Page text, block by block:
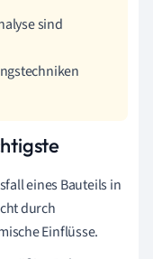
sind
eines Bauteils in
durch
Einflüsse.